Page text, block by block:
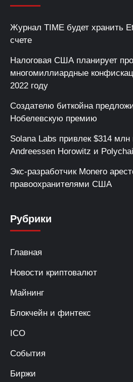
Журнал TIME будет хранить
счете
Налоговая США планирует
многомиллиардные
2022 году
Создателю биткойна
Нобелевскую премию
Solana Labs привлек $314
Andreessen Horowitz и
Экс-разработчик Monero
правоохранителями США
Рубрики
Главная
Новости криптовалют
Майнинг
Блокчейн и финтекс
ICO
События
Биржи